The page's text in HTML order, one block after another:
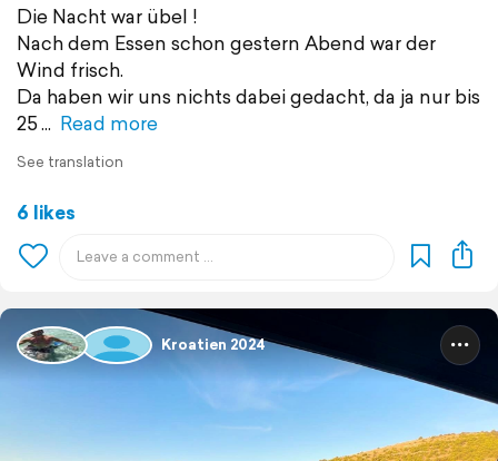
Die Nacht war übel !
Nach dem Essen schon gestern Abend war der
Wind frisch.
Da haben wir uns nichts dabei gedacht, da ja nur bis
25
Read more
See translation
6 likes
Kroatien 2024